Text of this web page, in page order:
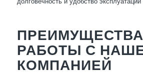
ПРЕИМУЩЕСТВА
РАБОТЫ С
КОМПАНИЕЙ